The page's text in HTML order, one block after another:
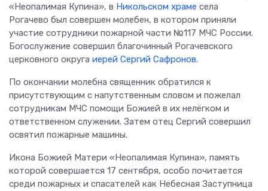
«Неопалимая Купина», в Никольском храме села
Рогачево был совершен молебен, в котором приняли
участие сотрудники пожарной части №117 МЧС России.
Богослужение совершил благочинный Рогачевского
церковного округа иерей Сергий Сафронов.
По окончании молебна священник обратился к
присутствующим с напутственным словом и пожелал
сотрудникам МЧС помощи Божией в их нелёгком и
ответственном служении. Затем отец Сергий совершил
освятил пожарные машины.
Икона Божией Матери «Неопалимая Купина», память
которой совершается 17 сентября, особо почитается
среди пожарных и спасателей как Небесная Заступница